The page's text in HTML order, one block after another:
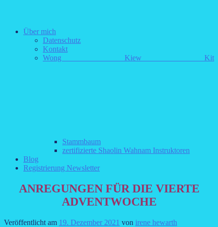
Über mich
Datenschutz
Kontakt
Wong Kiew Kit
Stammbaum
zertifizierte Shaolin Wahnam Instruktoren
Blog
Registrierung Newsletter
ANREGUNGEN FÜR DIE VIERTE
ADVENTWOCHE
Veröffentlicht am 19. Dezember 2021 von irene hewarth